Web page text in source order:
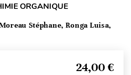
ORGANIQUE
Stéphane, Ronga Luisa,
24,00 €